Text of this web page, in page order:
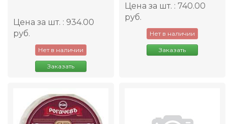
Цена за шт. : 934.00
руб.
Нет в наличии
Заказать
Цена за шт. : 740.00
руб.
Нет в наличии
Заказать